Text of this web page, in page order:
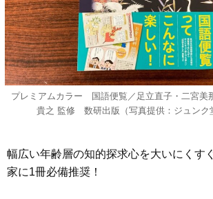
プレミアムカラー 国語便覧／足立直子・二宮美
貴之 監修 数研出版（写真提供：ジュンク
幅広い年齢層の知的探求心を大いにくす
家に1冊必備推奨！